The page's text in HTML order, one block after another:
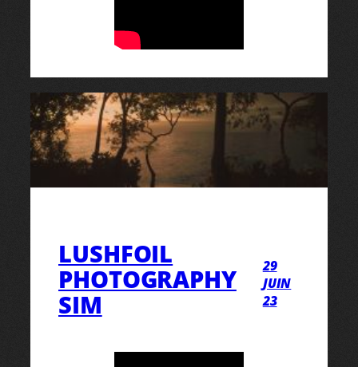
LUSHFOIL
PHOTOGRAPHY
SIM
29
JUIN
23